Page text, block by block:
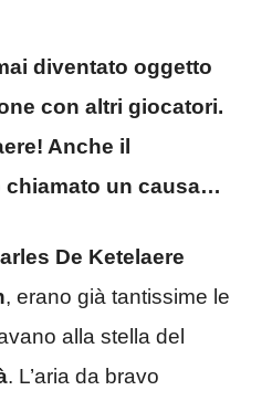
diventato oggetto
con altri giocatori.
Anche il
chiamato un causa…
De Ketelaere
, erano già tantissime le
alla stella del
. L’aria da bravo